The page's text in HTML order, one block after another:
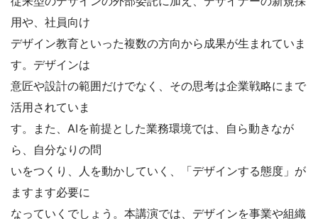
用や、社員向け
デザイン教育といった複数の方向から成果が生まれていま
す。デザインは
意匠や設計の範囲だけでなく、その思考は企業戦略にまで
活用されていま
す。また、AIを前提とした業務環境では、自ら動きなが
ら、自分なりの問
いをつくり、人を動かしていく、「デザインする態度」が
ますます必要に
なっていくでしょう。本講演では、デザインを事業や組織